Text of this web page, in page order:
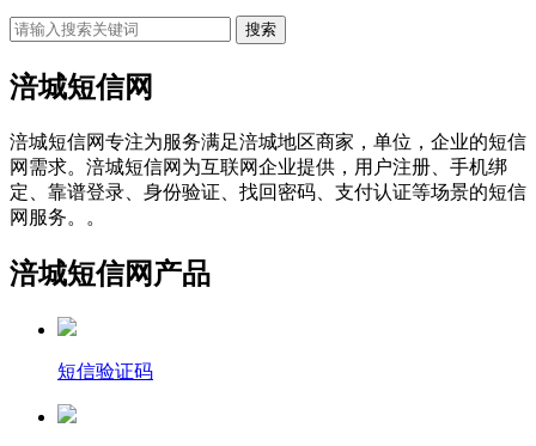
搜索
涪城短信网
涪城短信网专注为服务满足涪城地区商家，单位，企业的短信
网需求。涪城短信网为互联网企业提供，用户注册、手机绑
定、靠谱登录、身份验证、找回密码、支付认证等场景的短信
网服务。。
涪城短信网产品
短信验证码